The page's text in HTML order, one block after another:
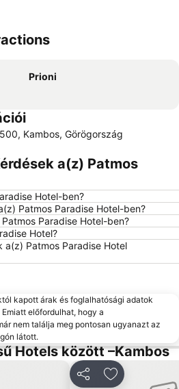
Prioni
Kambos, Görögország
a(z) Patmos
Hotel-ben?
Patmos Paradise Hotel-ben?
Paradise Hotel-ben?
Hotel?
a(z) Patmos Paradise Hotel
kapott árak és foglalhatósági adatok
előfordulhat, hogy a
nem találja meg pontosan ugyanazt az
látott.
Hotels között –Kambos
MegosztásHozzáadás